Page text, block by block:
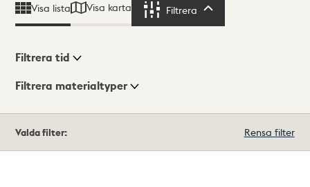
Visa lista Visa karta Filtrera
Visningsläge
Filtrera tid
Filtrera materialtyper
träffar
Valda filter: Rensa filter